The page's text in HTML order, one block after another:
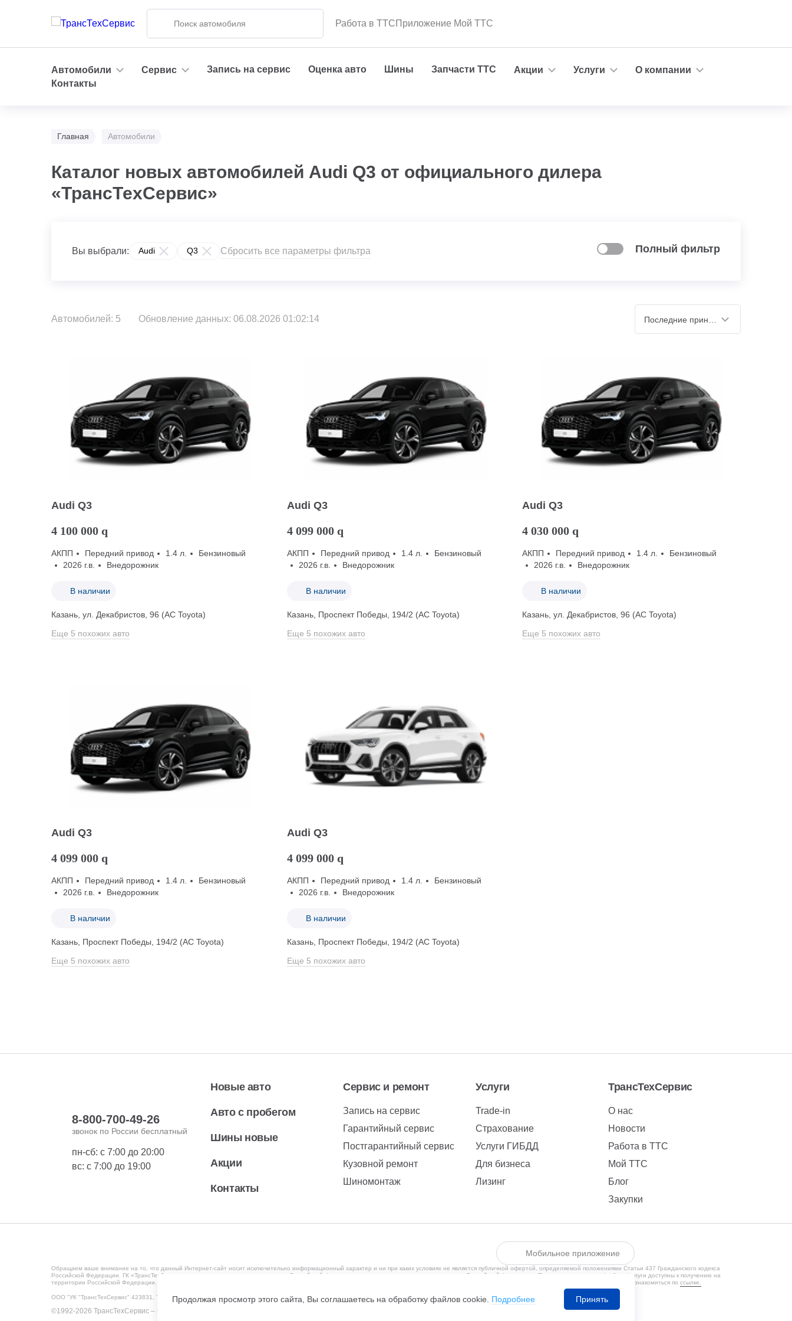
Работа в ТТСПриложение Мой ТТС
Автомобили Сервис Запись на сервис Оценка авто Шины Запчасти ТТС Акции Услуги
О компании
Контакты
Главная Автомобили
Каталог новых автомобилей Audi Q3 от официального дилера
«ТрансТехСервис»
Вы выбрали: Audi Q3 Сбросить все параметры фильтра Полный фильтр
Автомобилей: 5 Обновление данных: 06.08.2026 01:02:14
Audi Q3
4 100 000 q
АКПП Передний привод 1.4 л.
Бензиновый
2026 г.в.
Внедорожник
В наличии
Казань, ул. Декабристов, 96 (АС Toyota)
Еще 5 похожих авто
Audi Q3
4 099 000 q
АКПП Передний привод 1.4 л.
Бензиновый
2026 г.в.
Внедорожник
В наличии
Казань, Проспект Победы, 194/2 (АС Toyota)
Еще 5 похожих авто
Audi Q3
4 030 000 q
АКПП Передний привод 1.4 л.
Бензиновый
2026 г.в.
Внедорожник
В наличии
Казань, ул. Декабристов, 96 (АС Toyota)
Еще 5 похожих авто
Audi Q3
4 099 000 q
АКПП Передний привод 1.4 л.
Бензиновый
2026 г.в.
Внедорожник
В наличии
Казань, Проспект Победы, 194/2 (АС Toyota)
Еще 5 похожих авто
Audi Q3
4 099 000 q
АКПП Передний привод 1.4 л.
Бензиновый
2026 г.в.
Внедорожник
В наличии
Казань, Проспект Победы, 194/2 (АС Toyota)
Еще 5 похожих авто
8-800-700-49-26
звонок по России бесплатный
пн-сб: с 7:00 до 20:00
вс: с 7:00 до 19:00
Новые авто
Авто с пробегом
Шины новые
Акции
Контакты
Сервис и ремонт
Запись на сервис
Гарантийный сервис
Постгарантийный сервис
Кузовной ремонт
Шиномонтаж
Услуги
Trade-in
Страхование
Услуги ГИБДД
Для бизнеса
Лизинг
ТрансТехСервис
О нас
Новости
Работа в ТТС
Мой ТТС
Блог
Закупки
Мобильное приложение
Обращаем ваше внимание на то, что данный Интернет-сайт носит исключительно информационный характер и ни при каких условиях не является публичной офертой, определяемой положениями Статьи 437 Гражданского кодекса
Российской Федерации. ГК «ТрансТехСервис» ведет деятельность на территории Российской Федерации в соответствии с законодательством Российской Федерации. Предлагаемые товары/работы/услуги доступны к получению на
территории Российской Федерации. Мониторинг потребительского поведения субъектов находящихся за пределами Российской Федерации, не ведется. С политикой конфиденциальности Вы можете ознакомиться по ссылке.
ООО "УК "ТрансТехСервис" 423831, Татарстан Респ, Набережные Челны г, Чулман пр-кт, дом №111, помещение 23, +7 (8552)29-99-26, ОГРН 1051614160620, ИНН 1650131524
©1992-2026 ТрансТехСервис – продажа и обслуживание автомобилей.
Продолжая просмотр этого сайта, Вы соглашаетесь на обработку файлов cookie. Подробнее Принять